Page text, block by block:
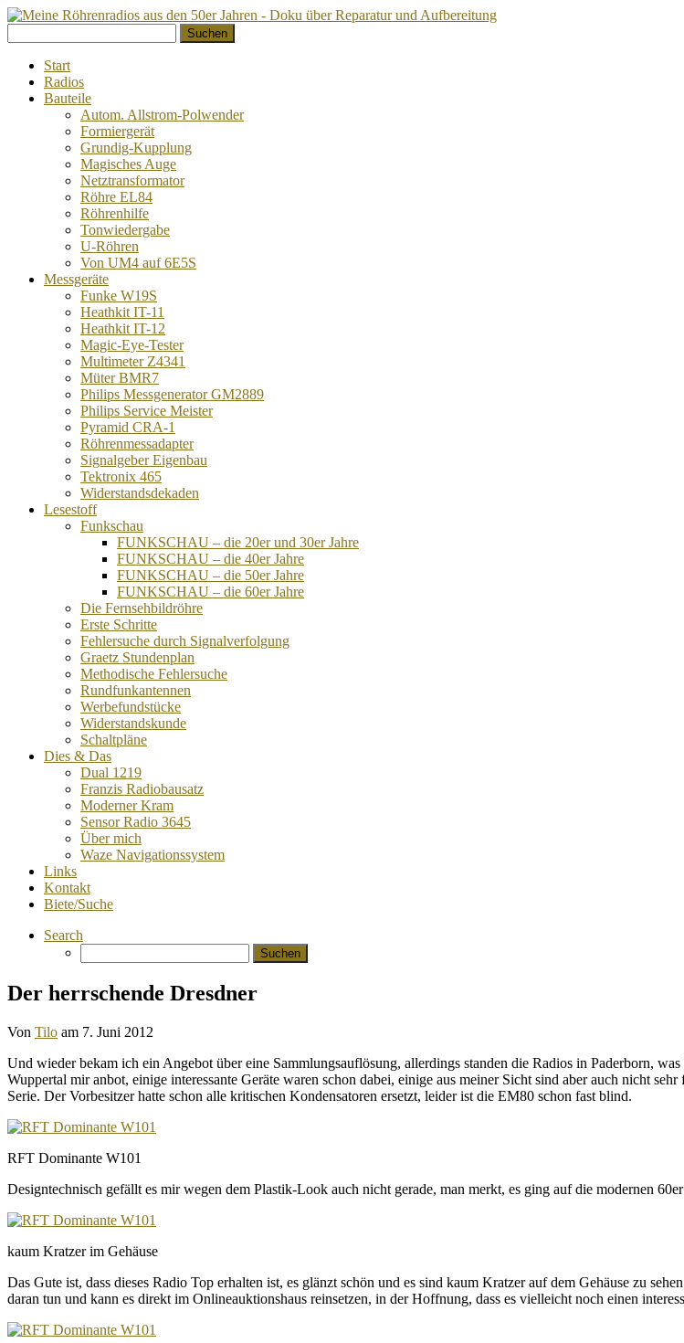
zum
Inhalt
nach:
Start
Radios
Bauteile
Autom. Allstrom-Polwender
Formiergerät
Grundig-Kupplung
Magisches Auge
Netztransformator
Röhre EL84
Röhrenhilfe
Tonwiedergabe
U-Röhren
Von UM4 auf 6E5S
Messgeräte
Funke W19S
Heathkit IT-11
Heathkit IT-12
Magic-Eye-Tester
Multimeter Z4341
Müter BMR7
Philips Messgenerator GM2889
Philips Service Meister
Pyramid CRA-1
Röhrenmessadapter
Signalgeber Eigenbau
Tektronix 465
Widerstandsdekaden
Lesestoff
Funkschau
FUNKSCHAU – die 20er und 30er Jahre
FUNKSCHAU – die 40er Jahre
FUNKSCHAU – die 50er Jahre
FUNKSCHAU – die 60er Jahre
Die Fernsehbildröhre
Erste Schritte
Fehlersuche durch Signalverfolgung
Graetz Stundenplan
Methodische Fehlersuche
Rundfunkantennen
Werbefundstücke
Widerstandskunde
Schaltpläne
Dies & Das
Dual 1219
Franzis Radiobausatz
Moderner Kram
Sensor Radio 3645
Über mich
Waze Navigationssystem
Links
Kontakt
Biete/Suche
Search
nach:
Der herrschende Dresdner
Von Tilo am 7. Juni 2012
Und wieder bekam ich ein Angebot über eine Sammlungsauflösung, allerdings standen die Radios in Paderborn,
Wuppertal mir anbot, einige interessante Geräte waren schon dabei, einige aus meiner Sicht sind aber auch nicht
Serie. Der Vorbesitzer hatte schon alle kritischen Kondensatoren ersetzt, leider ist die EM80 schon fast blind.
RFT Dominante W101
Designtechnisch gefällt es mir wegen dem Plastik-Look auch nicht gerade, man merkt, es ging auf die modernen
kaum Kratzer im Gehäuse
Das Gute ist, dass dieses Radio Top erhalten ist, es glänzt schön und es sind kaum Kratzer auf dem Gehäuse zu
daran tun und kann es direkt im Onlineauktionshaus reinsetzen, in der Hoffnung, dass es vielleicht noch einen